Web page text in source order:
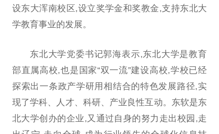
设东大浑南校区,设立奖学金和奖教金,支持东北大
学教育事业的发展。
东北大学党委书记郭海表示,东北大学是教育
部直属高校,也是 国家“双一流”建设高校,学校已经
探索出一条政产学研用相结合的特色发展路径,实
现了学科、人才、科研、产业良性互动。东软是东
北大学创办的企业,又通过自身的努力走出校园,走